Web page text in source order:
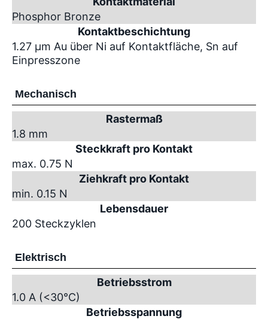
Phosphor Bronze
Kontaktbeschichtung
1.27 µm Au über Ni auf Kontaktfläche, Sn auf
Einpresszone
Mechanisch
Rastermaß
1.8 mm
Steckkraft pro Kontakt
max. 0.75 N
Ziehkraft pro Kontakt
min. 0.15 N
Lebensdauer
200 Steckzyklen
Elektrisch
Betriebsstrom
1.0 A (<30°C)
Betriebsspannung